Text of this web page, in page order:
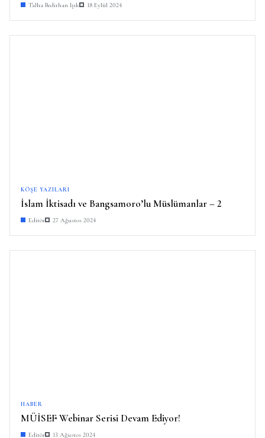
Talha Bedirhan Işık 18 Eylül 2024
KÖŞE YAZILARI
İslam İktisadı ve Bangsamoro’lu Müslümanlar – 2
Editör 27 Ağustos 2024
HABER
MÜİSEF Webinar Serisi Devam Ediyor!
Editör 13 Ağustos 2024